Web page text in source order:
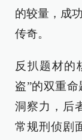
的较量，成
传奇。
反扒题材的
盗”的双重
洞察力，后
常规刑侦剧